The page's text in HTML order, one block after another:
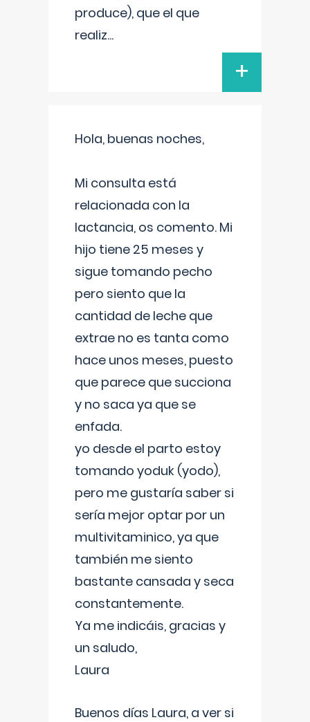
produce), que el que
realiz...
+
Hola, buenas noches,
Mi consulta está
relacionada con la
lactancia, os comento. Mi
hijo tiene 25 meses y
sigue tomando pecho
pero siento que la
cantidad de leche que
extrae no es tanta como
hace unos meses, puesto
que parece que succiona
y no saca ya que se
enfada.
yo desde el parto estoy
tomando yoduk (yodo),
pero me gustaría saber si
sería mejor optar por un
multivitaminico, ya que
también me siento
bastante cansada y seca
constantemente.
Ya me indicáis, gracias y
un saludo,
Laura
Buenos días Laura, a ver si